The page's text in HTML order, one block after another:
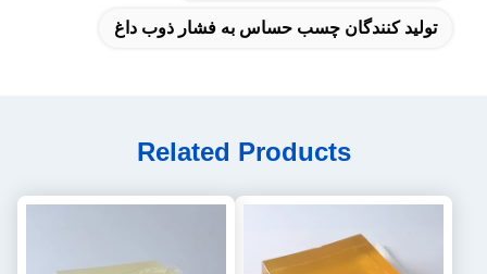
تولید کنندگان چسب حساس به فشار ذوب داغ
Related Products